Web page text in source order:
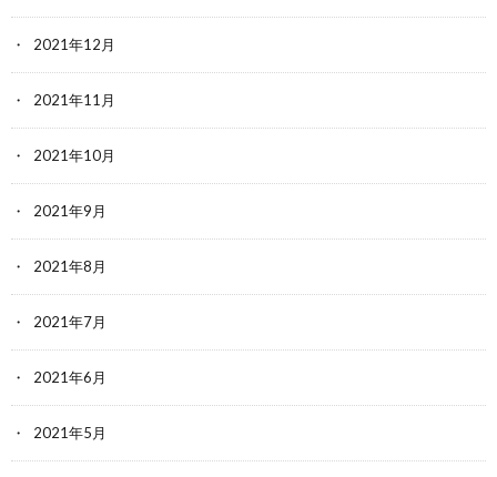
2021年12月
2021年11月
2021年10月
2021年9月
2021年8月
2021年7月
2021年6月
2021年5月